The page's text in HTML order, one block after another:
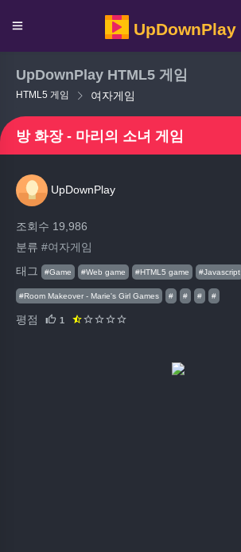
UpDownPlay
UpDownPlay HTML5 게임
HTML5 게임 여자게임
방 화장 - 마리의 소녀 게임
UpDownPlay
조회수 19,986
분류 #여자게임
태그
#Game #Web game #HTML5 game #Javascript
#Room Makeover - Marie's Girl Games # # # #
평점 1